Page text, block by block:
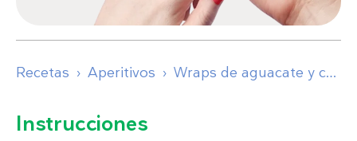
Recetas Aperitivos Wraps de aguacate y camarones
Instrucciones